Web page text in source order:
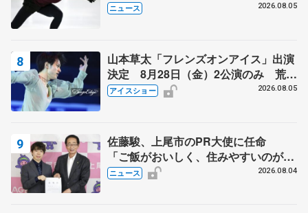
ニュース 2026.08.05
山本草太「フレンズオンアイス」出演
決定 8月28日（金）2公演のみ 荒川
静香さんプロデュース、20周年のアイ
アイスショー 2026.08.05
佐藤駿、上尾市のPR大使に任命
「ご飯がおいしく、住みやすいのが魅
力」
ニュース 2026.08.04